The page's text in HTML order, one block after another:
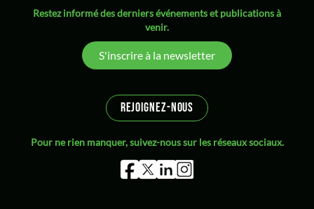
Restez informé des derniers événements et publications à
venir.
S'inscrire à la newsletter
REJOIGNEZ-NOUS
Pour ne rien manquer, suivez-nous sur les réseaux sociaux.